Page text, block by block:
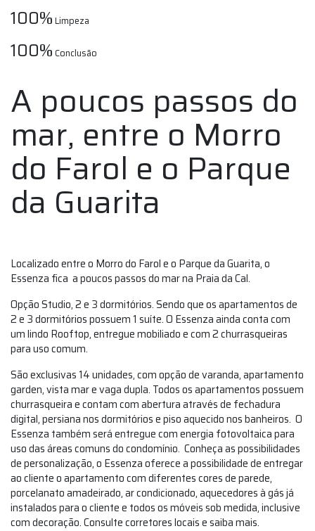
100%Limpeza
100%Conclusão
A poucos passos do
mar, entre o Morro
do Farol e o Parque
da Guarita
Localizado entre o Morro do Farol e o Parque da Guarita, o
Essenza fica a poucos passos do mar na Praia da Cal.
Opção Studio, 2 e 3 dormitórios. Sendo que os apartamentos de
2 e 3 dormitórios possuem 1 suíte. O Essenza ainda conta com
um lindo Rooftop, entregue mobiliado e com 2 churrasqueiras
para uso comum.
São exclusivas 14 unidades, com opção de varanda, apartamento
garden, vista mar e vaga dupla. Todos os apartamentos possuem
churrasqueira e contam com abertura através de fechadura
digital, persiana nos dormitórios e piso aquecido nos banheiros. O
Essenza também será entregue com energia fotovoltaica para
uso das áreas comuns do condomínio. Conheça as possibilidades
de personalização, o Essenza oferece a possibilidade de entregar
ao cliente o apartamento com diferentes cores de parede,
porcelanato amadeirado, ar condicionado, aquecedores à gás já
instalados para o cliente e todos os móveis sob medida, inclusive
com decoração. Consulte corretores locais e saiba mais.